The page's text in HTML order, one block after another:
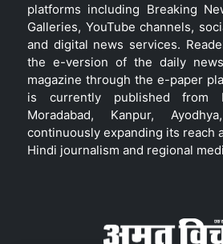
platforms including Breaking
Galleries, YouTube channels,
and digital news services.
the e-version of the daily
magazine through the e-paper
is currently published from
Moradabad, Kanpur,
continuously expanding its reach
Hindi journalism and regional